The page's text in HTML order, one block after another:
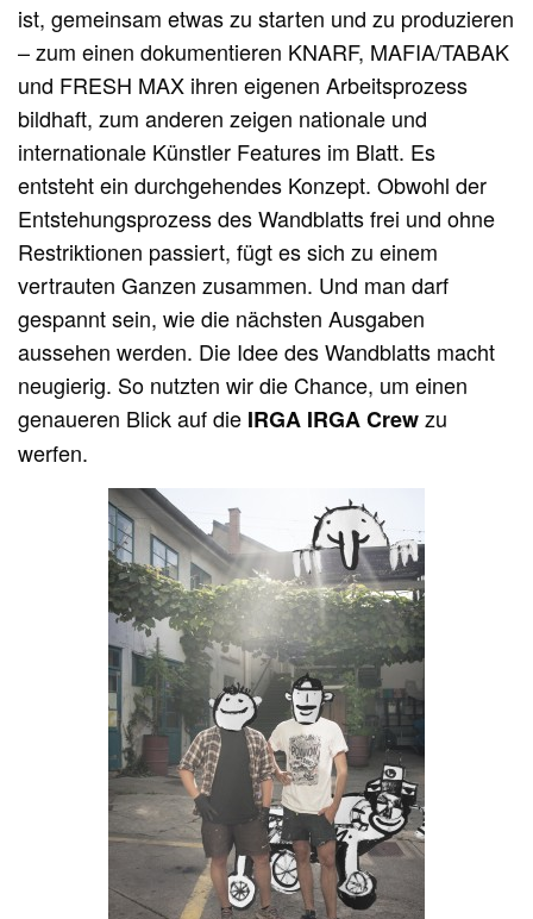
ist, gemeinsam etwas zu starten und zu produzieren
– zum einen dokumentieren KNARF, MAFIA/TABAK
und FRESH MAX ihren eigenen Arbeitsprozess
bildhaft, zum anderen zeigen nationale und
internationale Künstler Features im Blatt. Es
entsteht ein durchgehendes Konzept. Obwohl der
Entstehungsprozess des Wandblatts frei und ohne
Restriktionen passiert, fügt es sich zu einem
vertrauten Ganzen zusammen. Und man darf
gespannt sein, wie die nächsten Ausgaben
aussehen werden. Die Idee des Wandblatts macht
neugierig. So nutzten wir die Chance, um einen
genaueren Blick auf die IRGA IRGA Crewzu
werfen.